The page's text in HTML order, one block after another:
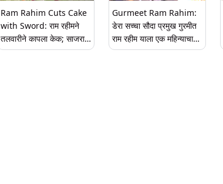
Ram Rahim Cuts Cake
with Sword: राम रहीमने
तलवारीने कापला केक; साजरा
केला पॅरोल मिळाल्याचा आनंद
Gurmeet Ram Rahim:
डेरा सच्चा सौदा प्रमुख गुरमीत
राम रहीम याला एक महिन्याचा
पॅरोल मंजूर